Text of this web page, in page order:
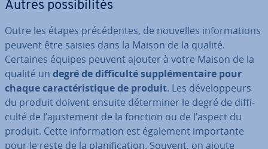
Autres pos­si­bi­li­tés
Outre les étapes pré­cé­dentes, de nouvelles in­for­ma­tions
peuvent être saisies dans la Maison de la qualité.
Certaines équipes peuvent ajouter à votre Maison de la
qualité un degré de dif­fi­culté sup­plé­men­taire pour
chaque ca­rac­té­ris­tique de produit. Les dé­ve­lop­peurs
du produit doivent ensuite dé­ter­mi­ner le degré de dif­fi­
culté de l’ajus­te­ment de la fonction ou de l’aspect du
produit. Cette in­for­ma­tion est également im­por­tante
pour le reste de la pla­ni­fi­ca­tion. Souvent, on ajoute